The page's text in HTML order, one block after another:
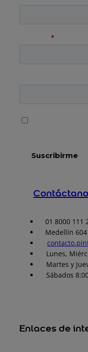
01 8000 111
Medellín 604
Lunes,
Martes y
Sábados
Enlaces de